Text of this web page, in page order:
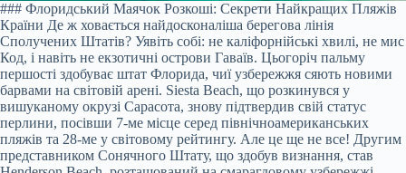
### Флоридський Маячок Розкоші: Секрети Найкращих Пляжів
Країни Де ж ховається найдосконаліша берегова лінія
Сполучених Штатів? Уявіть собі: не каліфорнійські хвилі, не мис
Код, і навіть не екзотичні острови Гаваїв. Цьогоріч пальму
першості здобуває штат Флорида, чиї узбережжя сяють новими
барвами на світовій арені. Siesta Beach, що розкинувся у
вишуканому окрузі Сарасота, знову підтвердив свій статус
перлини, посівши 7-ме місце серед північноамериканських
пляжів та 28-ме у світовому рейтингу. Але це ще не все! Другим
представником Сонячного Штату, що здобув визнання, став